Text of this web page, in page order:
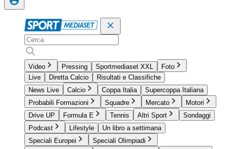
Video Pressing Sportmediaset XXL
Foto
Live
Diretta Calcio
Risultati e Classifiche
News Live
Calcio Coppa Italia
Supercoppa Italiana
Probabili Formazioni
Squadre Mercato
Motori
Drive UP
Formula E Tennis Altri Sport
Sondaggi
Podcast
Lifestyle
Un libro a settimana
Speciali Europei
Speciali Olimpiadi